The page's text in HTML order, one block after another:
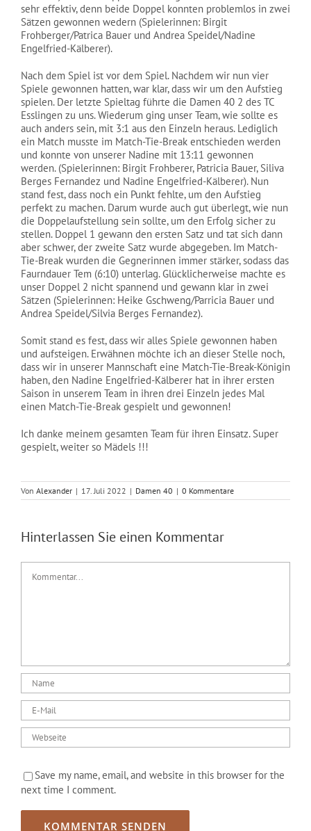
sehr effektiv, denn beide Doppel konnten problemlos in zwei
Sätzen gewonnen wedern (Spielerinnen: Birgit
Frohberger/Patrica Bauer und Andrea Speidel/Nadine
Engelfried-Kälberer).
Nach dem Spiel ist vor dem Spiel. Nachdem wir nun vier
Spiele gewonnen hatten, war klar, dass wir um den Aufstieg
spielen. Der letzte Spieltag führte die Damen 40 2 des TC
Esslingen zu uns. Wiederum ging unser Team, wie sollte es
auch anders sein, mit 3:1 aus den Einzeln heraus. Lediglich
ein Match musste im Match-Tie-Break entschieden werden
und konnte von unserer Nadine mit 13:11 gewonnen
werden. (Spielerinnen: Birgit Frohberer, Patricia Bauer, Siliva
Berges Fernandez und Nadine Engelfried-Kälberer). Nun
stand fest, dass noch ein Punkt fehlte, um den Aufstieg
perfekt zu machen. Darum wurde auch gut überlegt, wie nun
die Doppelaufstellung sein sollte, um den Erfolg sicher zu
stellen. Doppel 1 gewann den ersten Satz und tat sich dann
aber schwer, der zweite Satz wurde abgegeben. Im Match-
Tie-Break wurden die Gegnerinnen immer stärker, sodass das
Faurndauer Tem (6:10) unterlag. Glücklicherweise machte es
unser Doppel 2 nicht spannend und gewann klar in zwei
Sätzen (Spielerinnen: Heike Gschweng/Parricia Bauer und
Andrea Speidel/Silvia Berges Fernandez).
Somit stand es fest, dass wir alles Spiele gewonnen haben
und aufsteigen. Erwähnen möchte ich an dieser Stelle noch,
dass wir in unserer Mannschaft eine Match-Tie-Break-Königin
haben, den Nadine Engelfried-Kälberer hat in ihrer ersten
Saison in unserem Team in ihren drei Einzeln jedes Mal
einen Match-Tie-Break gespielt und gewonnen!
Ich danke meinem gesamten Team für ihren Einsatz. Super
gespielt, weiter so Mädels !!!
Von Alexander | 17. Juli 2022 | Damen 40 | 0 Kommentare
Hinterlassen Sie einen Kommentar
Save my name, email, and website in this browser for the
next time I comment.